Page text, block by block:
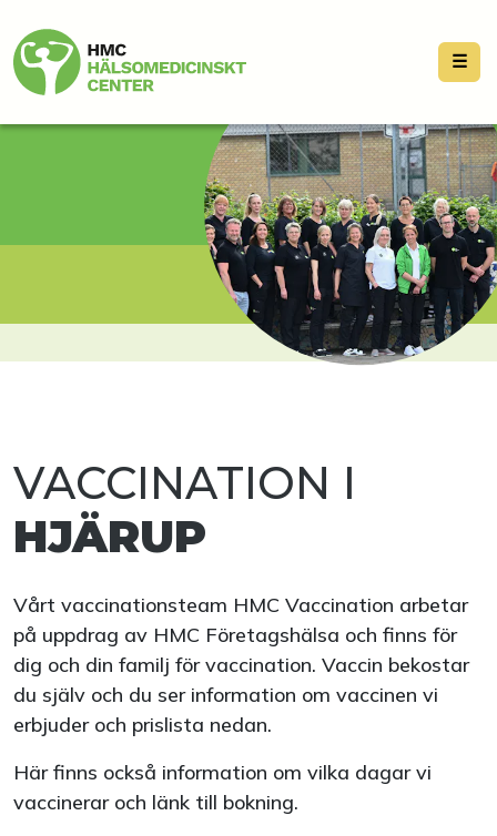
☰
VACCINATION I
HJÄRUP
Vårt vaccinationsteam HMC Vaccination arbetar
på uppdrag av HMC Företagshälsa och finns för
dig och din familj för vaccination. Vaccin bekostar
du själv och du ser information om vaccinen vi
erbjuder och prislista nedan.
Här finns också information om vilka dagar vi
vaccinerar och länk till bokning.